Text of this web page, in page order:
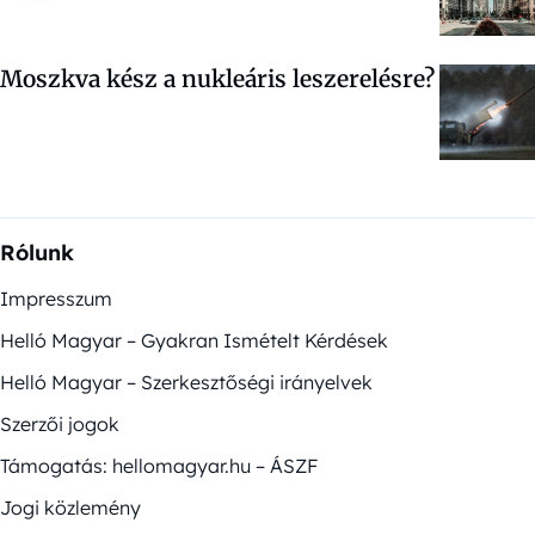
Moszkva kész a nukleáris leszerelésre?
Rólunk
Impresszum
Helló Magyar – Gyakran Ismételt Kérdések
Helló Magyar – Szerkesztőségi irányelvek
Szerzői jogok
Támogatás: hellomagyar.hu – ÁSZF
Jogi közlemény